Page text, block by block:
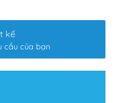
kế
cầu của bạn